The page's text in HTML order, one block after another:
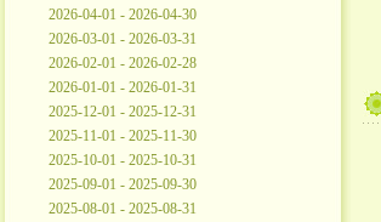
2026-04-01 - 2026-04-30
2026-03-01 - 2026-03-31
2026-02-01 - 2026-02-28
2026-01-01 - 2026-01-31
2025-12-01 - 2025-12-31
2025-11-01 - 2025-11-30
2025-10-01 - 2025-10-31
2025-09-01 - 2025-09-30
2025-08-01 - 2025-08-31